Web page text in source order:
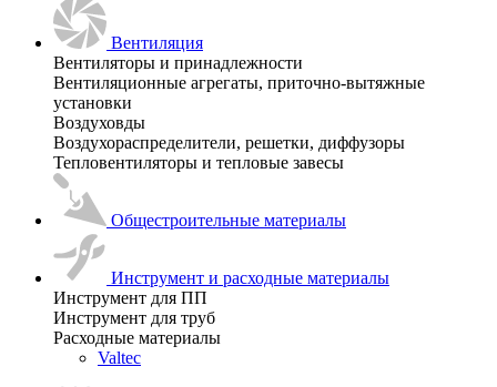
Вентиляция
Вентиляторы и принадлежности
Вентиляционные агрегаты, приточно-вытяжные
установки
Воздуховды
Воздухораспределители, решетки, диффузоры
Тепловентиляторы и тепловые завесы
Общестроительные материалы
Инструмент и расходные материалы
Инструмент для ПП
Инструмент для труб
Расходные материалы
Valtec